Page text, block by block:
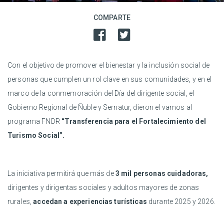
COMPARTE
Con el objetivo de promover el bienestar y la inclusión social de
personas que cumplen un rol clave en sus comunidades, y en el
marco de la conmemoración del Día del dirigente social, el
Gobierno Regional de Ñuble y Sernatur, dieron el vamos al
programa FNDR “Transferencia para el Fortalecimiento del
Turismo Social”.
La iniciativa permitirá que más de3 mil personas cuidadoras,
dirigentes y dirigentas sociales y adultos mayores de zonas
rurales, accedan a experiencias turísticas durante 2025 y 2026.